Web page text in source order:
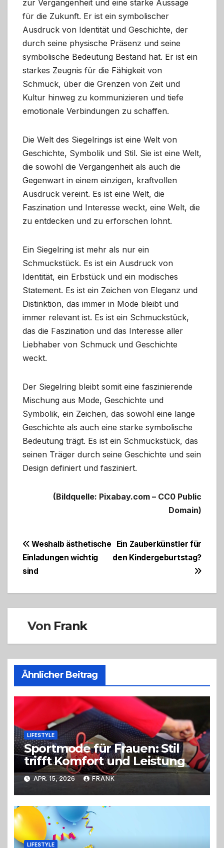
zur Vergangenheit und eine starke Aussage
für die Zukunft. Er ist ein symbolischer
Ausdruck von Identität und Geschichte, der
durch seine physische Präsenz und seine
symbolische Bedeutung Bestand hat. Er ist ein
starkes Zeugnis für die Fähigkeit von
Schmuck, über die Grenzen von Zeit und
Kultur hinweg zu kommunizieren und tiefe
emotionale Verbindungen zu schaffen.
Die Welt des Siegelrings ist eine Welt von
Geschichte, Symbolik und Stil. Sie ist eine Welt,
die sowohl die Vergangenheit als auch die
Gegenwart in einem einzigen, kraftvollen
Ausdruck vereint. Es ist eine Welt, die
Faszination und Interesse weckt, eine Welt, die
zu entdecken und zu erforschen lohnt.
Ein Siegelring ist mehr als nur ein
Schmuckstück. Es ist ein Ausdruck von
Identität, ein Erbstück und ein modisches
Statement. Es ist ein Zeichen von Eleganz und
Distinktion, das immer in Mode bleibt und
immer relevant ist. Es ist ein Schmuckstück,
das die Faszination und das Interesse aller
Liebhaber von Schmuck und Geschichte
weckt.
Der Siegelring bleibt somit eine faszinierende
Mischung aus Mode, Geschichte und
Symbolik, ein Zeichen, das sowohl eine lange
Geschichte als auch eine starke symbolische
Bedeutung trägt. Es ist ein Schmuckstück, das
seinen Träger durch seine Geschichte und sein
Design definiert und fasziniert.
(Bildquelle: Pixabay.com – CC0 Public
Domain)
Beitragsnavigation
Ein Zauberkünstler für
den Kindergeburtstag?
Weshalb ästhetische
Einladungen wichtig
sind
Von Frank
Ähnlicher Beitrag
LIFESTYLE
Sportmode für Frauen: Stil
trifft Komfort und Leistung
APR. 15, 2026 FRANK
LIFESTYLE